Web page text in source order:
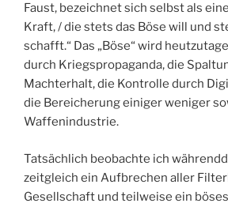
Faust, bezeichnet sich selbst als
Kraft, / die stets das Böse will und
schafft.“ Das „Böse“ wird
durch Kriegspropaganda, die
Machterhalt, die Kontrolle durch
die Bereicherung einiger weniger
Waffenindustrie.
Tatsächlich beobachte ich
zeitgleich ein Aufbrechen aller
Gesellschaft und teilweise ein